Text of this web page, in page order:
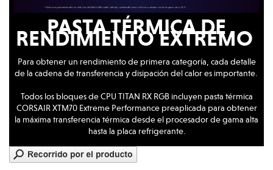
PASTA TÉRMICA DE
RENDIMIENTO EXTREMO
Para obtener un rendimiento de primera categoría, cada detalle
de la cadena de transferencia y disipación del calor es importante.
Todos los bloques de CPU TITAN RX RGB incluyen pasta térmica
CORSAIR XTM70 Extreme Performance preaplicada para obtener
la máxima transferencia térmica desde el procesador de gama alta
hasta la placa refrigerante.